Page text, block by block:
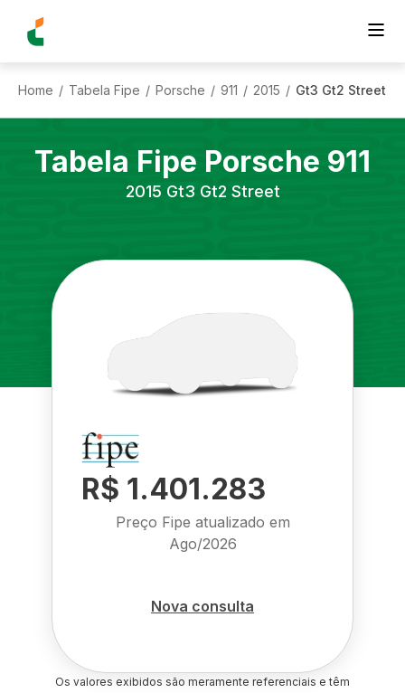
Home / Tabela Fipe / Porsche / 911 / 2015 / Gt3 Gt2 Street
Tabela Fipe Porsche 911
2015 Gt3 Gt2 Street
R$ 1.401.283
Preço Fipe atualizado em
Ago/2026
Nova consulta
Os valores exibidos são meramente referenciais e têm